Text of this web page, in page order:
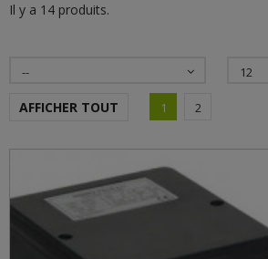
Il y a 14 produits.
-- 12
AFFICHER TOUT 1 2